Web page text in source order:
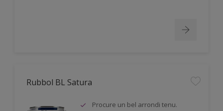
Rubbol BL Satura
Procure un bel arrondi tenu.